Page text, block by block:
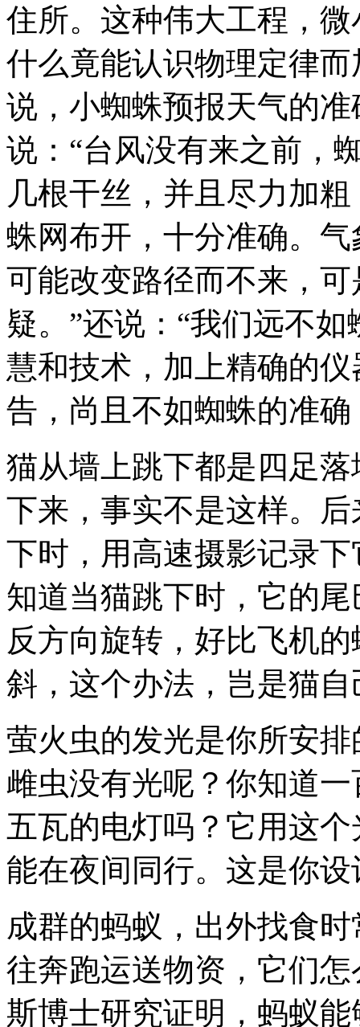
住所。这种伟大工程，
什么竟能认识物理定律
说，小蜘蛛预报天气的
说：“台风没有来之前，
几根干丝，并且尽力加
蛛网布开，十分准确。
可能改变路径而不来，
疑。”还说：“我们远不
慧和技术，加上精确的
告，尚且不如蜘蛛的准
猫从墙上跳下都是四足
下来，事实不是这样。
下时，用高速摄影记录
知道当猫跳下时，它的
反方向旋转，好比飞机
斜，这个办法，岂是猫
萤火虫的发光是你所安
雌虫没有光呢？你知道
五瓦的电灯吗？它用这
能在夜间同行。这是你
成群的蚂蚁，出外找食
往奔跑运送物资，它们
斯博士研究证明，蚂蚁